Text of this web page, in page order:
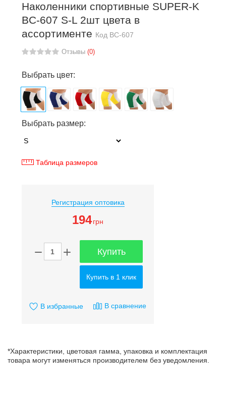
Наколенники спортивные SUPER-K
BC-607 S-L 2шт цвета в
ассортименте Код BC-607
Отзывы (0)
Выбрать цвет:
Выбрать размер:
Таблица размеров
Регистрация оптовика
194 грн
Купить
Купить в 1 клик
В избранные В сравнение
*Характеристики, цветовая гамма, упаковка и комплектация
товара могут изменяться производителем без уведомления.